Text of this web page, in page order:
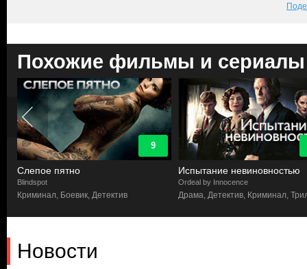
Похожие фильмы и сериалы
9
Слепое пятно
Blindspot
Криминал, Боевик, Детектив
Испытание невиновностью
Ordeal by Innocence
Драма, Детектив, Криминал,
Новости